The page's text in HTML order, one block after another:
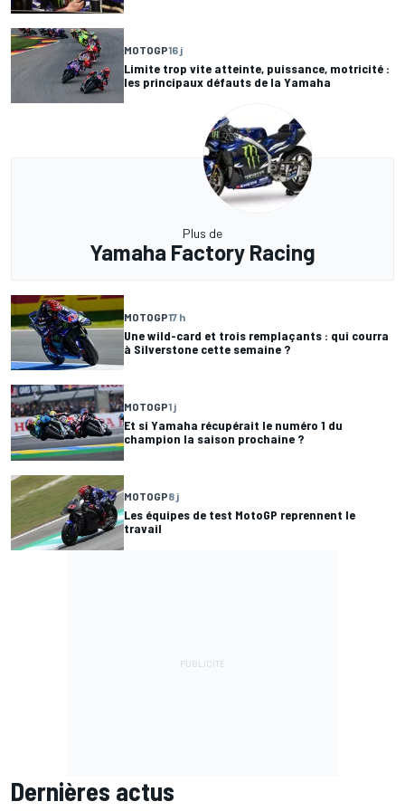
MOTOGP16 j
Limite trop vite atteinte, puissance, motricité :
les principaux défauts de la Yamaha
Plus de
Yamaha Factory Racing
MOTOGP17 h
Une wild-card et trois remplaçants : qui courra
à Silverstone cette semaine ?
MOTOGP1 j
Et si Yamaha récupérait le numéro 1 du
champion la saison prochaine ?
MOTOGP8 j
Les équipes de test MotoGP reprennent le
travail
Dernières actus